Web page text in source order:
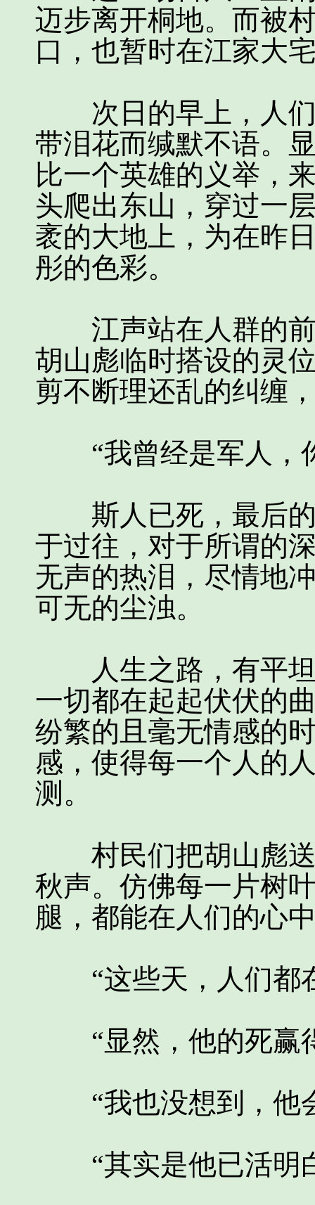
迈步离开桐地。而被
口，也暂时在江家大
次日的早上，人们
带泪花而缄默不语。
比一个英雄的义举，
头爬出东山，穿过一
袤的大地上，为在昨
彤的色彩。
江声站在人群的前
胡山彪临时搭设的灵
剪不断理还乱的纠缠
“我曾经是军人，
斯人已死，最后的
于过往，对于所谓的
无声的热泪，尽情地
可无的尘浊。
人生之路，有平坦
一切都在起起伏伏的
纷繁的且毫无情感的
感，使得每一个人的
测。
村民们把胡山彪送
秋声。仿佛每一片树
腿，都能在人们的心
“这些天，人们都
“显然，他的死赢
“我也没想到，他
“其实是他已活明